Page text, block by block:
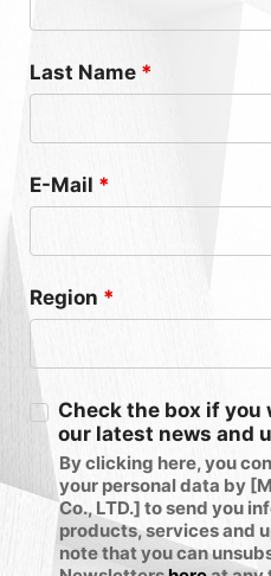
Last Name *
E-Mail *
Region *
Check the box if you
our latest news and
By clicking here, you
your personal data by
Co., LTD.] to send you
products, services and
note that you can